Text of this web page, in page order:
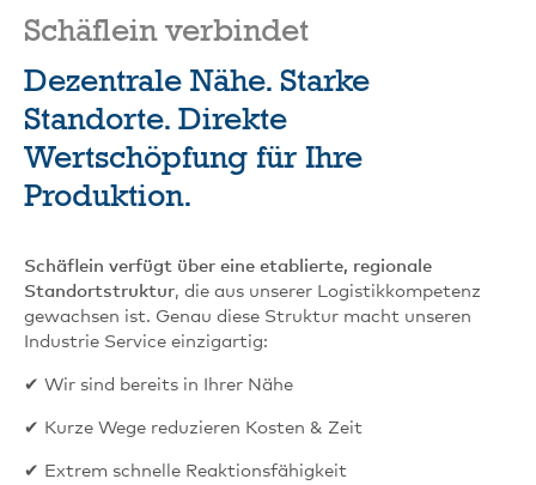
Schäflein verbindet
Dezentrale Nähe. Starke
Standorte. Direkte
Wertschöpfung für Ihre
Produktion.
Schäflein verfügt über eine etablierte, regionale
Standortstruktur, die aus unserer Logistikkompetenz
gewachsen ist. Genau diese Struktur macht unseren
Industrie Service einzigartig:
✔ Wir sind bereits in Ihrer Nähe
✔ Kurze Wege reduzieren Kosten & Zeit
✔ Extrem schnelle Reaktionsfähigkeit